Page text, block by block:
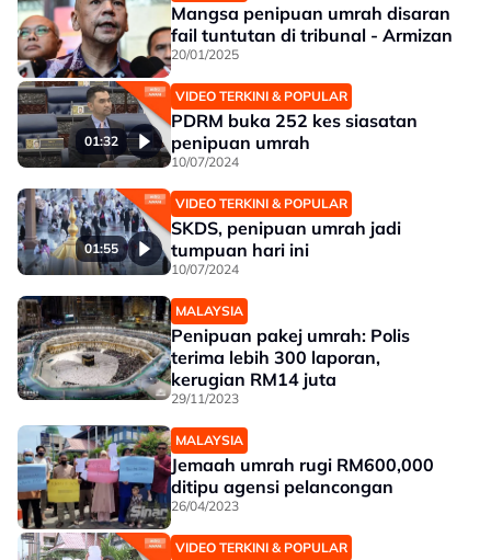
Mangsa penipuan umrah disaran
fail tuntutan di tribunal - Armizan
20/01/2025
01:32
VIDEO TERKINI & POPULAR
PDRM buka 252 kes siasatan
penipuan umrah
10/07/2024
01:55
VIDEO TERKINI & POPULAR
SKDS, penipuan umrah jadi
tumpuan hari ini
10/07/2024
MALAYSIA
Penipuan pakej umrah: Polis
terima lebih 300 laporan,
kerugian RM14 juta
29/11/2023
MALAYSIA
Jemaah umrah rugi RM600,000
ditipu agensi pelancongan
26/04/2023
VIDEO TERKINI & POPULAR